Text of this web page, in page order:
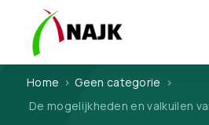
Home > Geen categorie >
De mogelijkheden en valkuilen